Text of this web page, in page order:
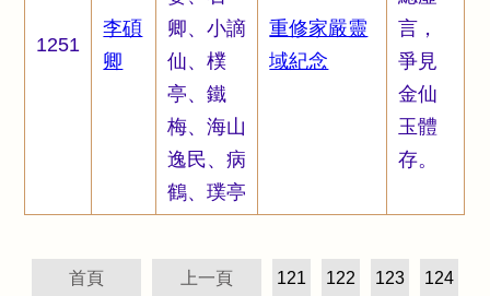
1251
李碩
卿
卿、小謫
仙、樸
亭、鐵
梅、海山
逸民、病
鶴、璞亭
重修家嚴靈
域紀念
言，
爭見
金仙
玉體
存。
首頁 上一頁 121 122 123 124